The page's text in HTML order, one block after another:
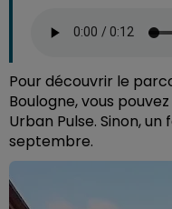
Pour découvrir le
Boulogne, vous
Urban Pulse. Sinon,
septembre.